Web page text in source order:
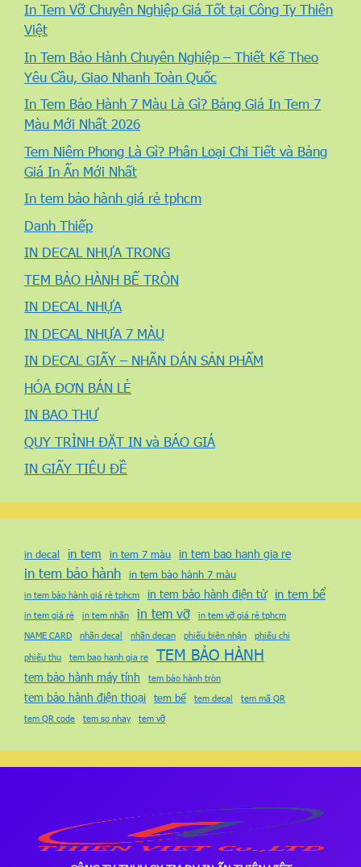
In Tem Vỡ Chuyên Nghiệp Giá Tốt tại Công Ty Thiên
Việt
In Tem Bảo Hành Chuyên Nghiệp – Thiết Kế Theo
Yêu Cầu, Giao Nhanh Toàn Quốc
In Tem Bảo Hành 7 Màu Là Gì? Bảng Giá In Tem 7
Màu Mới Nhất 2026
Tem Niêm Phong Là Gì? Phân Loại Chi Tiết và Bảng
Giá In Ấn Mới Nhất
In tem bảo hành giá rẻ tphcm
Danh Thiếp
IN DECAL NHỰA TRONG
TEM BẢO HÀNH BẾ TRÒN
IN DECAL NHỰA
IN DECAL NHỰA 7 MÀU
IN DECAL GIẤY – NHÃN DÁN SẢN PHẨM
HÓA ĐƠN BÁN LẺ
IN BAO THƯ
QUY TRÌNH ĐẶT IN và BÁO GIÁ
IN GIẤY TIÊU ĐỀ
in decal in tem in tem 7 màu in tem bao hanh gia re
in tem bảo hành in tem bảo hành 7 màu
in tem bảo hành giá rẻ tphcm in tem bảo hành điện tử in tem bể
in tem giá rẻ in tem nhãn in tem vỡ
in tem vỡ giá rẻ tphcm
NAME CARD
nhãn decal nhãn decan phiếu biên nhận phiếu chi
phiếu thu tem bao hanh gia re TEM BẢO HÀNH
tem bảo hành máy tính tem bảo hành tròn
tem bảo hành điện thoại tem bể tem decal
tem mã QR
tem QR code
tem so nhay tem vỡ